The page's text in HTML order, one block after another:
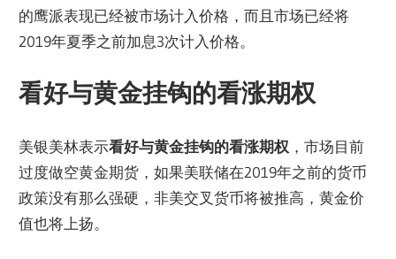
的鹰派表现已经被市场计入价格，而且市场已经将
2019年夏季之前加息3次计入价格。
看好与黄金挂钩的看涨期权
美银美林表示看好与黄金挂钩的看涨期权 ，市场目前
过度做空黄金期货，如果美联储在2019年之前的货币
政策没有那么强硬，非美交叉货币将被推高，黄金价
值也将上扬。